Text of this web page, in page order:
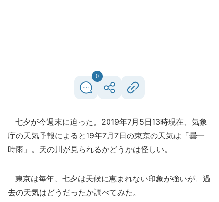
0
七夕が今週末に迫った。2019年7月5日13時現在、気象
庁の天気予報によると19年7月7日の東京の天気は「曇一
時雨」。天の川が見られるかどうかは怪しい。
東京は毎年、七夕は天候に恵まれない印象が強いが、過
去の天気はどうだったか調べてみた。